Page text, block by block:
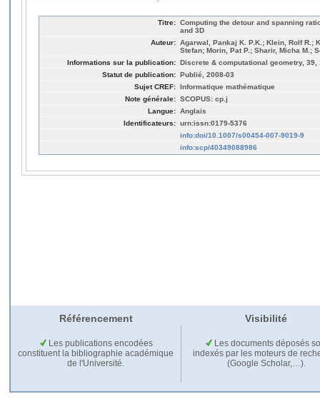
Titre: Computing the detour and spanning
and 3D
Auteur: Agarwal, Pankaj K. P.K.; Klein, Rolf R.;
Stefan; Morin, Pat P.; Sharir, Micha M.;
Informations sur la publication: Discrete & computational geometry, 39,
Statut de publication: Publié, 2008-03
Sujet CREF: Informatique mathématique
Note générale: SCOPUS: cp.j
Langue: Anglais
Identificateurs: urn:issn:0179-5376
info:doi/10.1007/s00454-007-9019-9
info:scp/40349088986
Référencement Visibilité
Les publications encodées
constituent la bibliographie académique
de l'Université.
Les documents déposés
indexés par les moteurs de
(Google Scholar,…).